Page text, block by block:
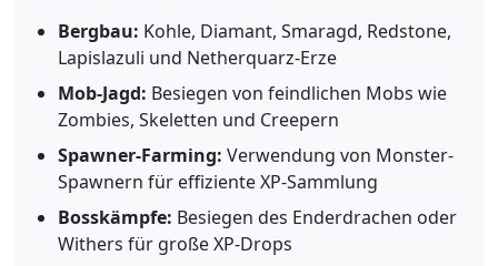
Bergbau: Kohle, Diamant, Smaragd, Redstone,
Lapislazuli und Netherquarz-Erze
Mob-Jagd: Besiegen von feindlichen Mobs wie
Zombies, Skeletten und Creepern
Spawner-Farming: Verwendung von Monster-
Spawnern für effiziente XP-Sammlung
Bosskämpfe: Besiegen des Enderdrachen oder
Withers für große XP-Drops